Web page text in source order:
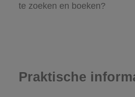
te zoeken en boeken?
Praktische